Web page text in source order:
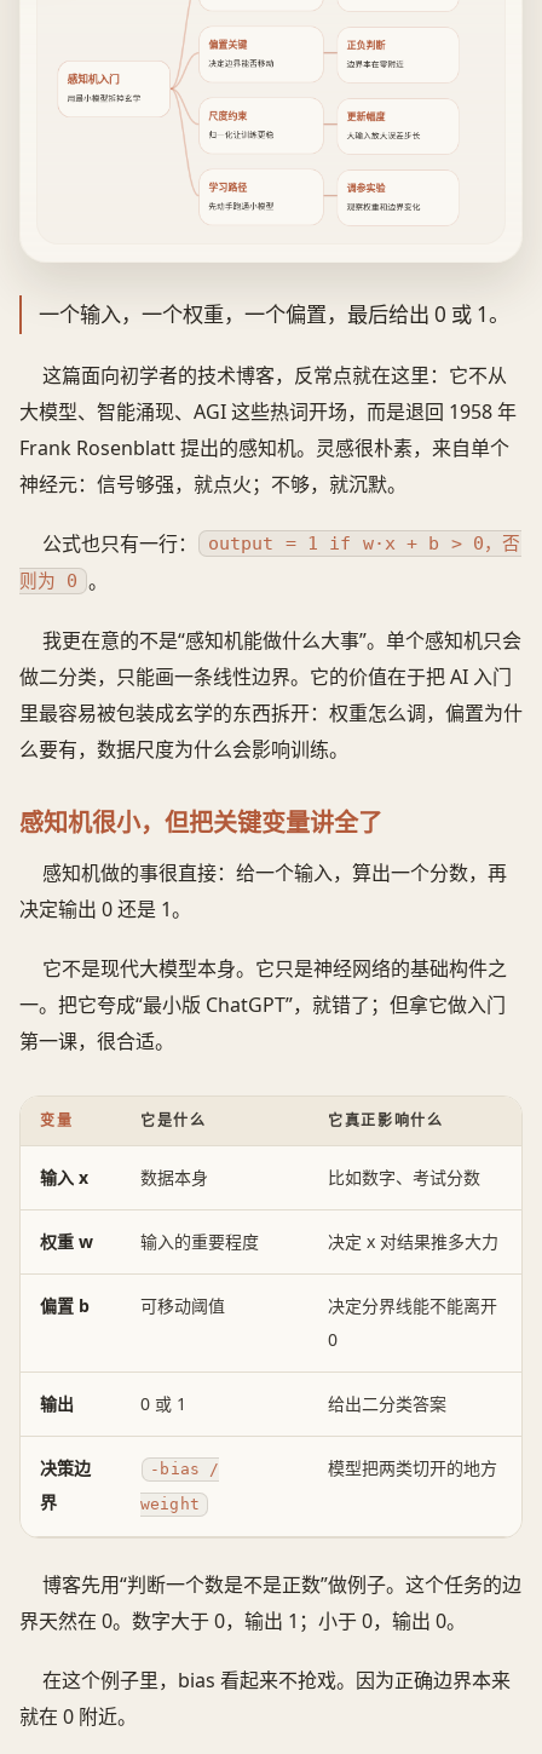
感知机入门
用最小模型拆掉玄学
偏置关键
决定边界能否移动
正负判断
边界本在零附近
尺度约束
归一化让训练更稳
更新幅度
大输入放大误差步长
学习路径
先动手跑通小模型
调参实验
观察权重和边界变化
一个输入，一个权重，一个偏置，最后给出 0 或 1。
这篇面向初学者的技术博客，反常点就在这里：它不从
大模型、智能涌现、AGI 这些热词开场，而是退回 1958 年
Frank Rosenblatt 提出的感知机。灵感很朴素，来自单个
神经元：信号够强，就点火；不够，就沉默。
公式也只有一行：
output = 1 if w·x + b > 0，否
则为 0 。
我更在意的不是“感知机能做什么大事”。单个感知机只会
做二分类，只能画一条线性边界。它的价值在于把 AI 入门
里最容易被包装成玄学的东西拆开：权重怎么调，偏置为什
么要有，数据尺度为什么会影响训练。
感知机很小，但把关键变量讲全了
感知机做的事很直接：给一个输入，算出一个分数，再
决定输出 0 还是 1。
它不是现代大模型本身。它只是神经网络的基础构件之
一。把它夸成“最小版 ChatGPT”，就错了；但拿它做入门
第一课，很合适。
变量 它是什么 它真正影响什么
输入 x 数据本身 比如数字、考试分数
权重 w 输入的重要程度 决定 x 对结果推多大力
偏置 b 可移动阈值
决定分界线能不能离开
0
输出 0 或 1 给出二分类答案
决策边
界
-bias /
weight
模型把两类切开的地方
博客先用“判断一个数是不是正数”做例子。这个任务的边
界天然在 0。数字大于 0，输出 1；小于 0，输出 0。
在这个例子里，bias 看起来不抢戏。因为正确边界本来
就在 0 附近。